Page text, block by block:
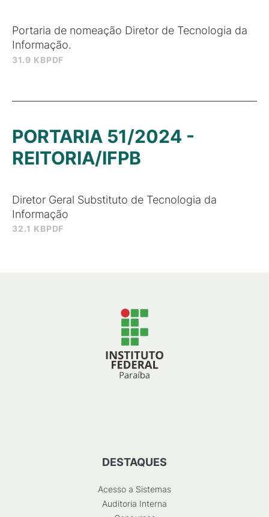
31.9 KBPDF
Portaria de nomeação Diretor de Tecnologia da
Informação.
32.1 KBPDF
PORTARIA 51/2024 -
REITORIA/IFPB
Diretor Geral Substituto de Tecnologia da
Informação
DESTAQUES
Acesso a Sistemas
Auditoria Interna